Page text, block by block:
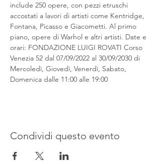
include 250 opere, con pezzi etruschi
accostati a lavori di artisti come Kentridge,
Fontana, Picasso e Giacometti. Al primo
piano, opere di Warhol e altri artisti. Date e
orari: FONDAZIONE LUIGI ROVATI Corso
Venezia 52 dal 07/09/2022 al 30/09/2030 di
Mercoledì, Giovedì, Venerdì, Sabato,
Domenica dalle 11:00 alle 19:00
Condividi questo evento